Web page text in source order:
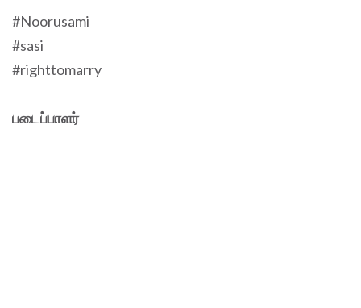
#Noorusami
#sasi
#righttomarry
படைப்பாளர்